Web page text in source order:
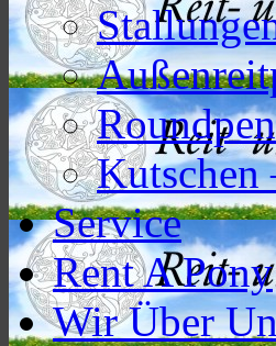
Roundpen
Kutschen
Service
Rent A Pony
Wir Über